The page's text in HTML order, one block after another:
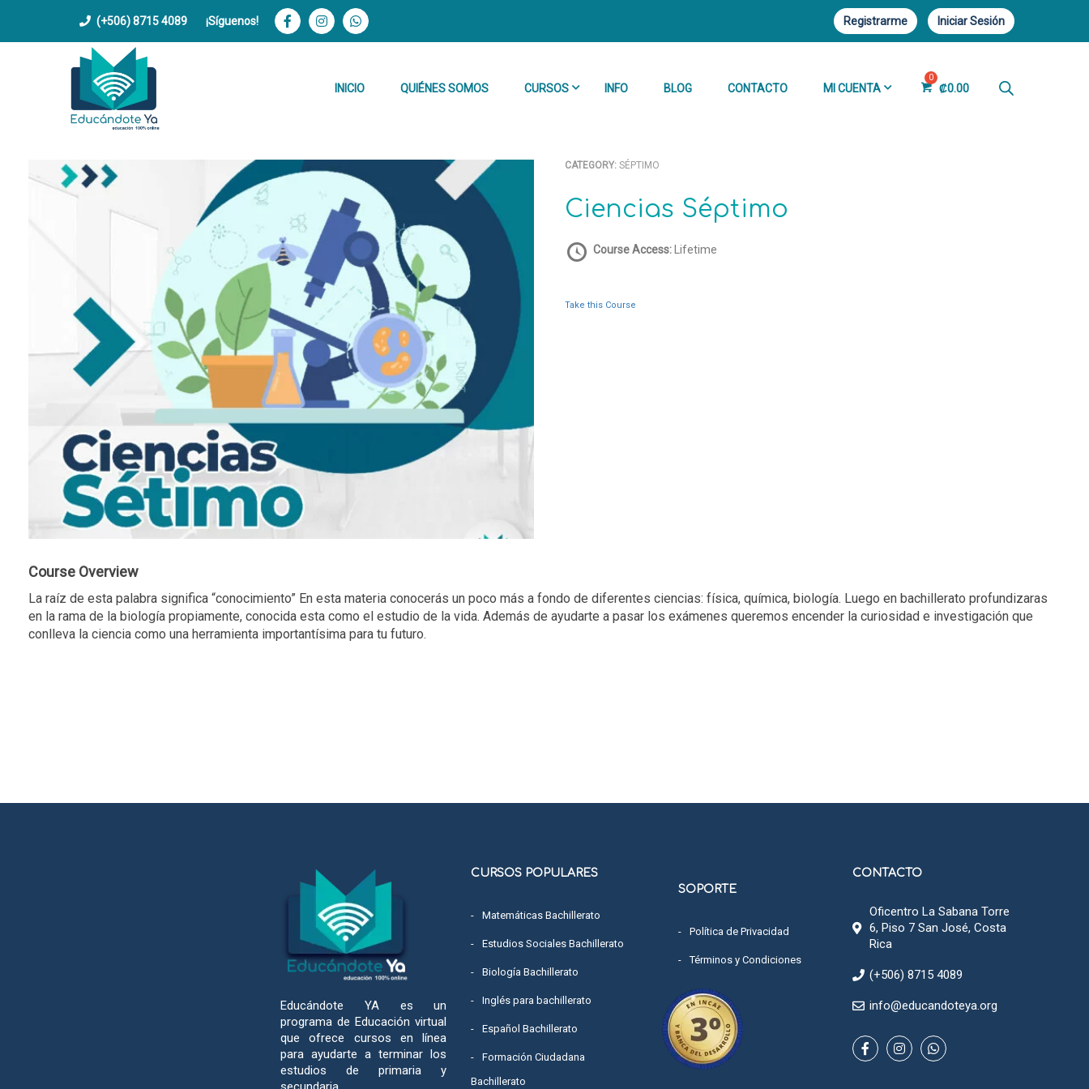
(+506) 8715 4089 ¡Síguenos! Registrarme Iniciar Sesión
INICIO QUIÉNES SOMOS CURSOS INFO BLOG CONTACTO MI CUENTA ₡0.00
CATEGORY:SÉPTIMO
Ciencias Séptimo
Course Access: Lifetime
Take this Course
Course Overview
La raíz de esta palabra significa “conocimiento” En esta materia conocerás un poco más a fondo de diferentes ciencias: física, química, biología. Luego en bachillerato profundizaras
en la rama de la biología propiamente, conocida esta como el estudio de la vida. Además de ayudarte a pasar los exámenes queremos encender la curiosidad e investigación que
conlleva la ciencia como una herramienta importantísima para tu futuro.
Educándote YA es un
programa de Educación virtual
que ofrece cursos en línea
para ayudarte a terminar los
estudios de primaria y
CURSOS POPULARES
Matemáticas Bachillerato
Estudios Sociales Bachillerato
Biología Bachillerato
Inglés para bachillerato
Español Bachillerato
Formación Ciudadana
Bachillerato
SOPORTE
Política de Privacidad
Términos y Condiciones
CONTACTO
Oficentro La Sabana Torre
6, Piso 7 San José, Costa
Rica
(+506) 8715 4089
info@educandoteya.org